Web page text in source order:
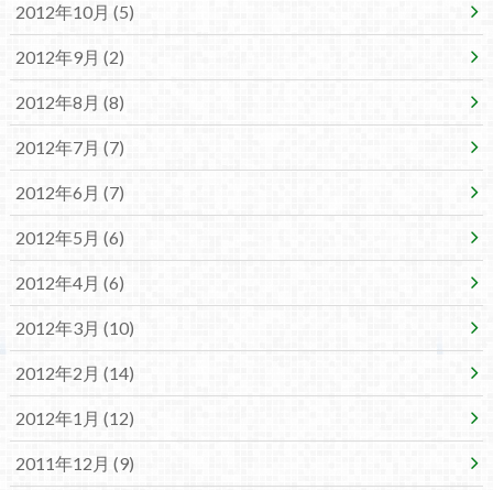
2012年10月 (5)
2012年9月 (2)
2012年8月 (8)
2012年7月 (7)
2012年6月 (7)
2012年5月 (6)
2012年4月 (6)
2012年3月 (10)
2012年2月 (14)
2012年1月 (12)
2011年12月 (9)